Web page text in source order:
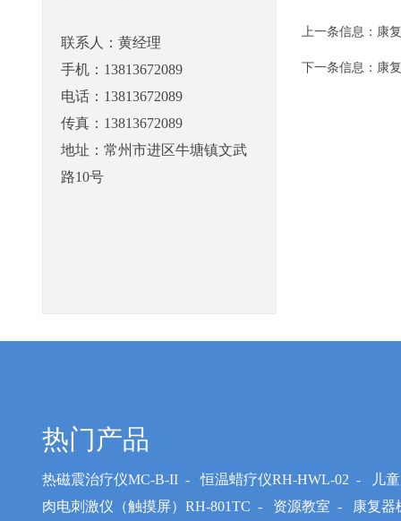
联系人：黄经理
手机：13813672089
电话：13813672089
传真：13813672089
地址：常州市进区牛塘镇文武
路10号
上一条信息： 康
下一条信息： 康
热门产品
热磁震治疗仪MC-B-II-恒温蜡疗仪RH-HWL-02 -
儿
肉电刺激仪（触摸屏）RH-801TC - 资源教室 - 康复器